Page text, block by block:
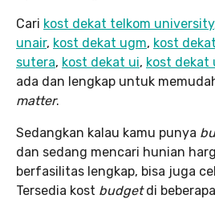
Cari kost dekat telkom university
unair, kost dekat ugm, kost
sutera, kost dekat ui, kost dekat
ada dan lengkap untuk
matter.
Sedangkan kalau kamu punya
dan sedang mencari hunian
berfasilitas lengkap, bisa juga
Tersedia kost budgetdi